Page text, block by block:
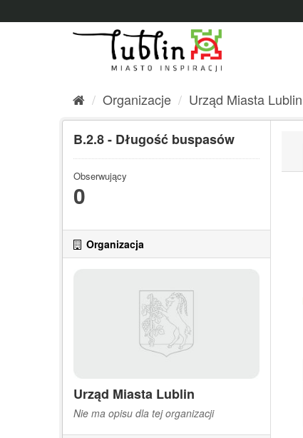
do
Organizacje Urząd Miasta Lublin
B.2.8 - Długość buspasów
Obserwujący
0
Organizacja
Urząd Miasta Lublin
Nie ma opisu dla tej organizacji